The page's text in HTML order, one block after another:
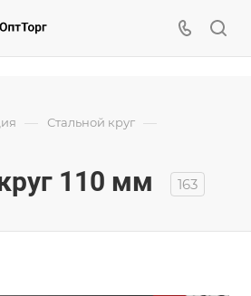
— Стальной круг —
110 мм 163